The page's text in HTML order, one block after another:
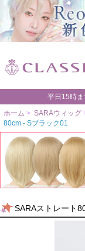
平日15時
ホーム > SARAウィッグ
80cm - Sブラック01
SARAストレート